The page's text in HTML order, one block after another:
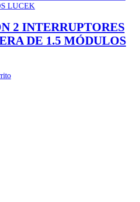
2 INTERRUPTORES
DE 1.5 MÓDULOS